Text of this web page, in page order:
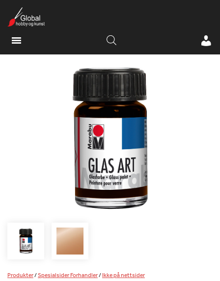
Produkter/Spesialsider Forhandler/Ikke på nettsider